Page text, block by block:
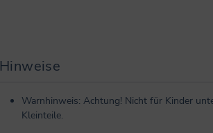
Hinweise
Warnhinweis: Achtung! Nicht für Kinder
Kleinteile.